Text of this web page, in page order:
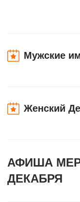
Мужские
Женский
АФИША
ДЕКАБРЯ